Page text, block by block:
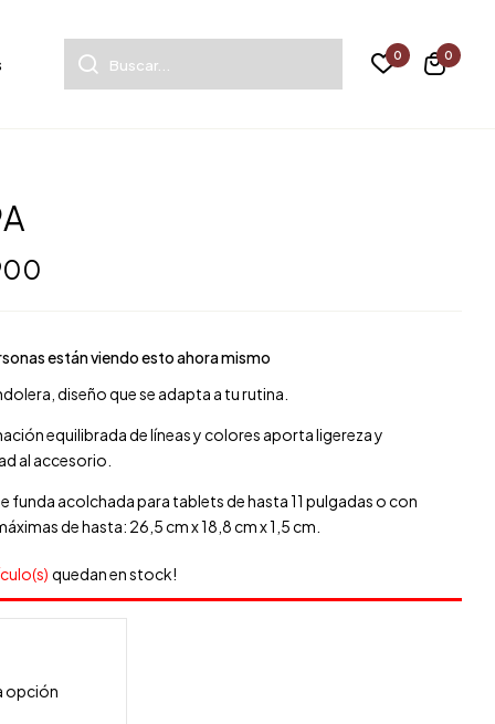
0 0
están viendo esto ahora mismo
diseño que se adapta a tu rutina.
equilibrada de líneas y colores aporta ligereza y
al accesorio.
funda acolchada para tablets de hasta 11 pulgadas o con
de hasta: 26,5 cm x 18,8 cm x 1,5 cm.
quedan en stock!